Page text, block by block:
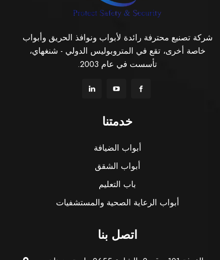
شركة تصنيع محترفة رائدة لأبواب ونوافذ الحريق وأبواب
خاصة أخرى، تقع في المتروبوليس الدولي - شنغهاي،
تأسست في عام 2003.
خدمتنا
أبواب الضيافة
أبواب الشقق
باب التعليم
أبواب الرعاية الصحية والمستشفيات
اتصل بنا